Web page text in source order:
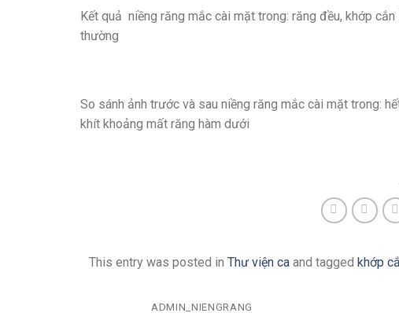
Kết quả niềng răng mắc cài mặt trong: răng đều, khớp
thường
So sánh ảnh trước và sau niềng răng mắc cài mặt trong:
khít khoảng mất răng hàm dưới
This entry was posted in Thư viện caand tagged khớp
ADMIN_NIENGRANG